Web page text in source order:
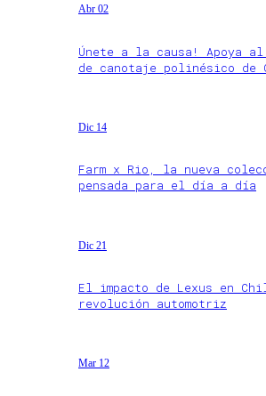
Abr 02
Únete a la causa! Apoya al
de canotaje polinésico de
Dic 14
Farm x Rio, la nueva
pensada para el día a día
Dic 21
El impacto de Lexus en
revolución automotriz
Mar 12